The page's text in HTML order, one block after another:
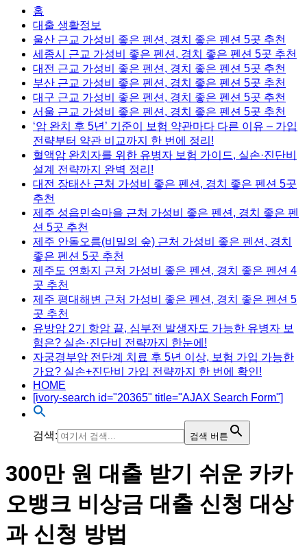
홈
대출 생활정보
울산 근교 가성비 좋은 펜션, 경치 좋은 펜션 5곳 추천
세종시 근교 가성비 좋은 펜션, 경치 좋은 펜션 5곳 추천
대전 근교 가성비 좋은 펜션, 경치 좋은 펜션 5곳 추천
부산 근교 가성비 좋은 펜션, 경치 좋은 펜션 5곳 추천
대구 근교 가성비 좋은 펜션, 경치 좋은 펜션 5곳 추천
서울 근교 가성비 좋은 펜션, 경치 좋은 펜션 5곳 추천
‘암 완치 후 5년’ 기준이 보험 약관마다 다른 이유 – 가입
전략부터 약관 비교까지 한 번에 정리!
혈액암 완치자를 위한 유병자 보험 가이드, 실손·진단비
설계 전략까지 완벽 정리!
대전 장태산 근처 가성비 좋은 펜션, 경치 좋은 펜션 5곳
추천
제주 성읍민속마을 근처 가성비 좋은 펜션, 경치 좋은 펜
션 5곳 추천
제주 안돌오름(비밀의 숲) 근처 가성비 좋은 펜션, 경치
좋은 펜션 5곳 추천
제주도 연화지 근처 가성비 좋은 펜션, 경치 좋은 펜션 4
곳 추천
제주 평대해변 근처 가성비 좋은 펜션, 경치 좋은 펜션 5
곳 추천
유방암 2기 항암 끝, 심부전 발생자도 가능한 유병자 보
험은? 실손·진단비 전략까지 한눈에!
자궁경부암 전단계 치료 후 5년 이상, 보험 가입 가능한
가요? 실손+진단비 가입 전략까지 한 번에 확인!
HOME
[ivory-search id="20365" title="AJAX Search Form"]
검색: 검색 버튼
300만 원 대출 받기 쉬운 카카
오뱅크 비상금 대출 신청 대상
과 신청 방법